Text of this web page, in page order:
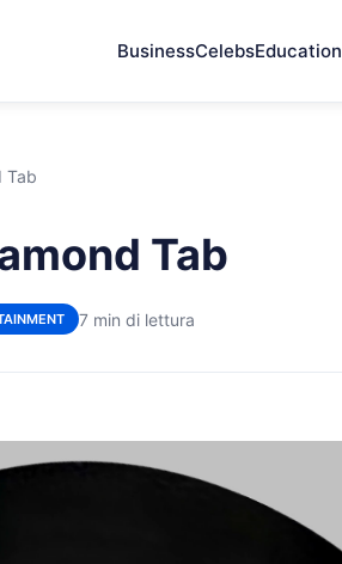
BusinessCelebsEducation
Tab
Tab
7 min di lettura